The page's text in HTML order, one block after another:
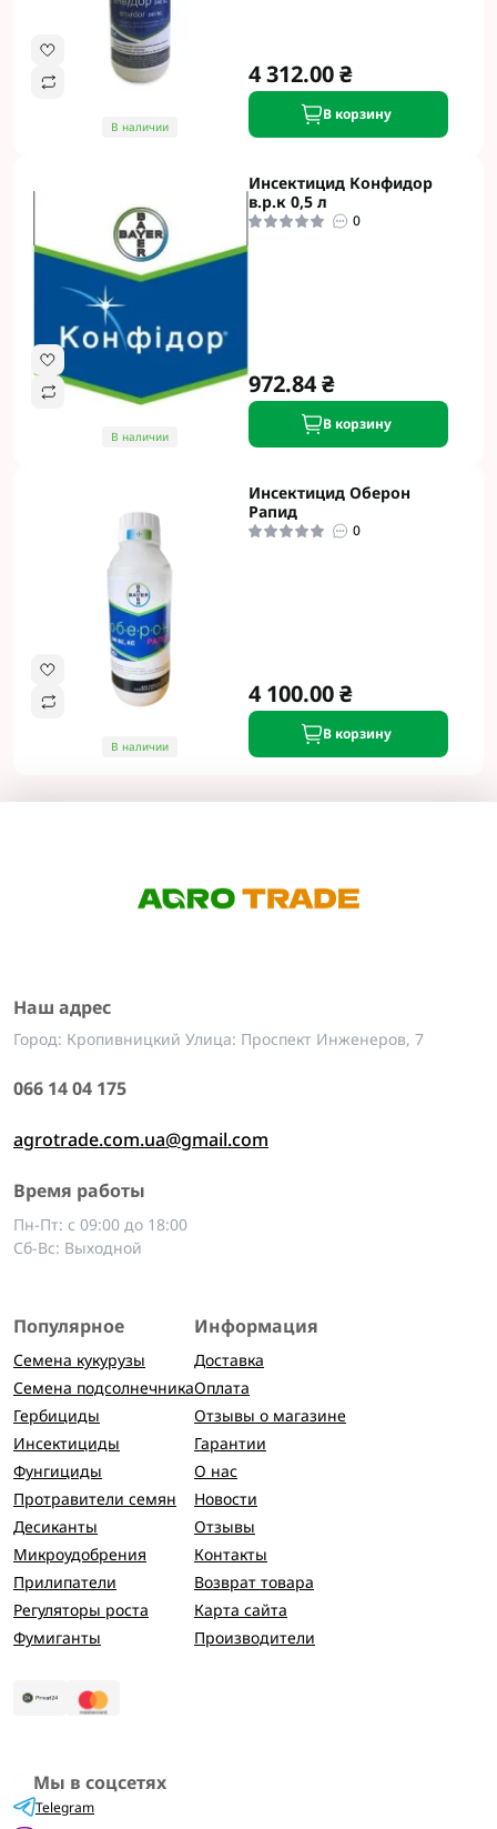
В наличии
4 312.00 ₴
В корзину
В наличии
Инсектицид Конфидор
в.р.к 0,5 л
0
972.84 ₴
В корзину
В наличии
Инсектицид Оберон
Рапид
0
4 100.00 ₴
В корзину
Наш адрес
Город: Кропивницкий Улица: Проспект Инженеров, 7
066 14 04 175
agrotrade.com.ua@gmail.com
Время работы
Пн-Пт: с 09:00 до 18:00
Сб-Вс: Выходной
Популярное
Семена кукурузы
Семена подсолнечника
Гербициды
Инсектициды
Фунгициды
Протравители семян
Десиканты
Микроудобрения
Прилипатели
Регуляторы роста
Фумиганты
Информация
Доставка
Оплата
Отзывы о магазине
Гарантии
О нас
Новости
Отзывы
Контакты
Возврат товара
Карта сайта
Производители
Мы в соцсетях
Telegram